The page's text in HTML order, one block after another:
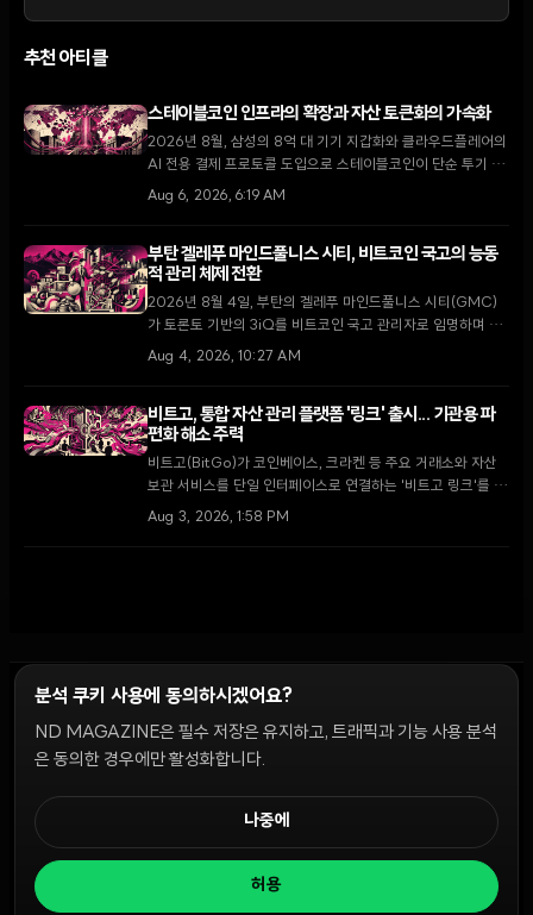
추천 아티클
스테이블코인 인프라의 확장과 자산 토큰화의 가속화
2026년 8월, 삼성의 8억 대 기기 지갑화와 클라우드플레어의
AI 전용 결제 프로토콜 도입으로 스테이블코인이 단순 투기 수
단을 넘어 글로벌 디지털 경제의 핵심 인프라로 자리 잡고 있
Aug 6, 2026, 6:19 AM
부탄 겔레푸 마인드풀니스 시티, 비트코인 국고의 능동
적 관리 체제 전환
2026년 8월 4일, 부탄의 겔레푸 마인드풀니스 시티(GMC)
가 토론토 기반의 3iQ를 비트코인 국고 관리자로 임명하며 단
순 보유에서 능동적 운용으로 전략을 전환했다. 이는 국왕의 1
Aug 4, 2026, 10:27 AM
비트고, 통합 자산 관리 플랫폼 '링크' 출시... 기관용 파
편화 해소 주력
비트고(BitGo)가 코인베이스, 크라켄 등 주요 거래소와 자산
보관 서비스를 단일 인터페이스로 연결하는 '비트고 링크'를 출
시했다. 2026년 기관 투자자의 73%가 가상자산 비중 확대를
Aug 3, 2026, 1:58 PM
윤리 원칙 Discord 봇캠페인 가이드커뮤니티 랭킹
쿠키 설정
공시 및 정책:
분석 쿠키 사용에 동의하시겠어요?
ND MAGAZINE은 필수 저장은 유지하고, 트래픽과 기능 사용 분석
은 동의한 경우에만 활성화합니다.
나중에
허용